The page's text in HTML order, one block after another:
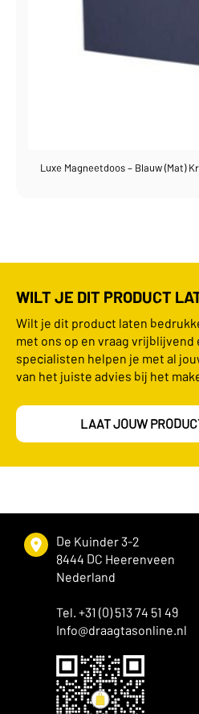
Luxe Magneetdoos – Blauw (mat)
WILT JE DIT PRODUCT
Wilt je dit product laten
met ons op en vraag vrijblijvend
specialisten helpen je met al
van het juiste advies bij het
LAAT JOUW
De Kuinder 3-2
8444 DC Heerenveen
Nederland
Tel. +31 (0) 513 74 51 49
Info@draagtasonline.nl